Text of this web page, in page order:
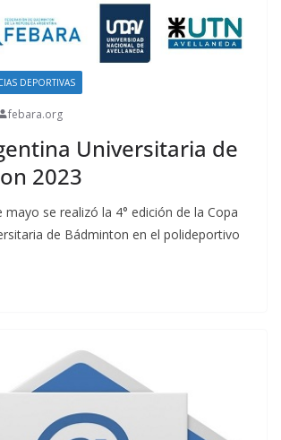
DEPORTIVAS
febara.org
Universitaria de
2023
mayo se realizó la 4° edición de la Copa
de Bádminton en el polideportivo